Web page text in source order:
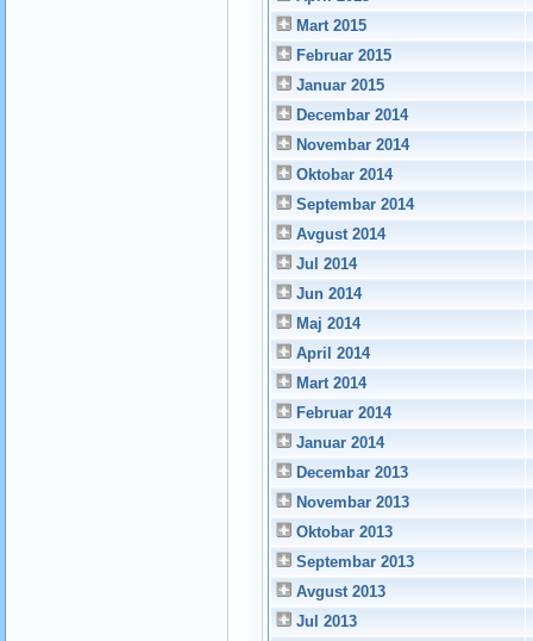
Mart 2015
Februar 2015
Januar 2015
Decembar 2014
Novembar 2014
Oktobar 2014
Septembar 2014
Avgust 2014
Jul 2014
Jun 2014
Maj 2014
April 2014
Mart 2014
Februar 2014
Januar 2014
Decembar 2013
Novembar 2013
Oktobar 2013
Septembar 2013
Avgust 2013
Jul 2013